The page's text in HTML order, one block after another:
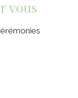
vous